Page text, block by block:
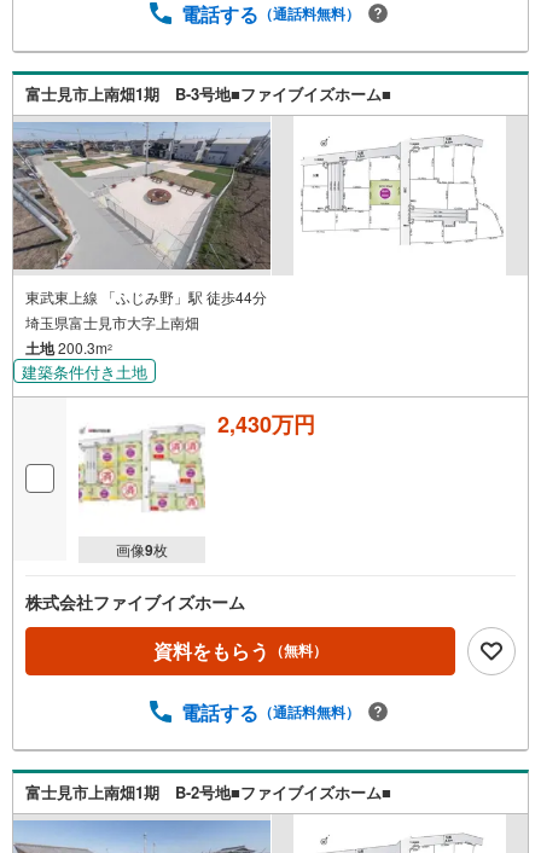
電話する （通話料無料）
富士見市上南畑1期 B-3号地■ファイブイズホーム■
東武東上線 「ふじみ野」駅 徒歩44分
埼玉県富士見市大字上南畑
土地200.3m2
建築条件付き土地
画像9枚
2,430万円
株式会社ファイブイズホーム
資料をもらう （無料）
電話する （通話料無料）
富士見市上南畑1期 B-2号地■ファイブイズホーム■